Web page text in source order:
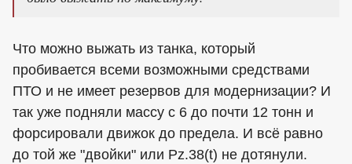
Что можно выжать из танка, который
пробивается всеми возможными средствами
ПТО и не имеет резервов для модернизации? И
так уже подняли массу с 6 до почти 12 тонн и
форсировали движок до предела. И всё равно
до той же "двойки" или Pz.38(t) не дотянули.